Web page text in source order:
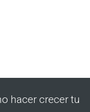
hacer crecer tu